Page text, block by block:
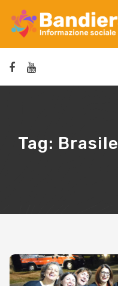
Tag: Brasile